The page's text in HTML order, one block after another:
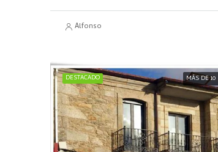
Alfonso
DESTACADO MÁS DE 10